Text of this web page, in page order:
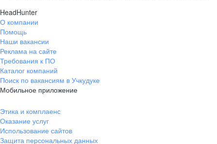
HeadHunter
О компании
Помощь
Наши вакансии
Реклама на сайте
Требования к ПО
Каталог компаний
Поиск по вакансиям в Учкудуке
Мобильное приложение
Этика и комплаенс
Оказание услуг
Использование сайтов
Защита персональных данных